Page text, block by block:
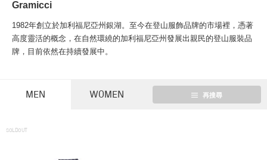
Gramicci
1982年創立於加利福尼亞州銀湖。至今在登山服飾品牌的市場裡，憑著
高度靈活的概念，在自然環繞的加利福尼亞州發展出親民的登山服裝品
牌，目前依然在持續發展中。
MEN WOMEN 再搜尋
SOLDOUT